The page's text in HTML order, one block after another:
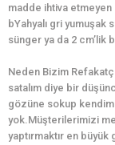
madde ihtiva etmeyen
bYahyalı gri
sünger ya da 2 cm’lik
Neden Bizim
satalım diye bir
gözüne sokup
yok.Müşterilerimizi
yaptırmaktır en